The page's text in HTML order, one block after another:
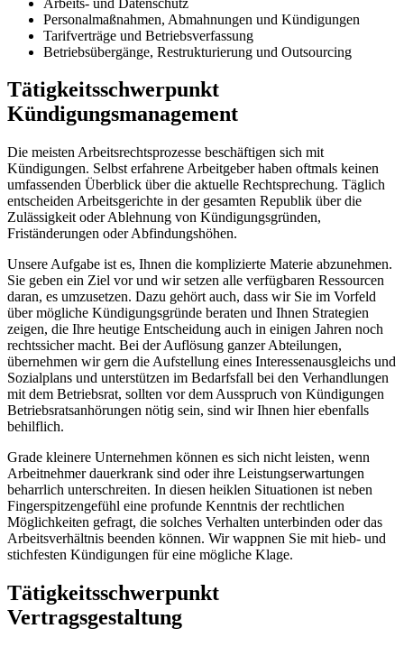
Personalmaßnahmen, Abmahnungen und Kündigungen
Tarifverträge und Betriebsverfassung
Betriebsübergänge, Restrukturierung und Outsourcing
Tätigkeitsschwerpunkt
Kündigungsmanagement
Die meisten Arbeitsrechtsprozesse beschäftigen sich mit
Kündigungen. Selbst erfahrene Arbeitgeber haben oftmals keinen
umfassenden Überblick über die aktuelle Rechtsprechung. Täglich
entscheiden Arbeitsgerichte in der gesamten Republik über die
Zulässigkeit oder Ablehnung von Kündigungsgründen,
Friständerungen oder Abfindungshöhen.
Unsere Aufgabe ist es, Ihnen die komplizierte Materie abzunehmen.
Sie geben ein Ziel vor und wir setzen alle verfügbaren Ressourcen
daran, es umzusetzen. Dazu gehört auch, dass wir Sie im Vorfeld
über mögliche Kündigungsgründe beraten und Ihnen Strategien
zeigen, die Ihre heutige Entscheidung auch in einigen Jahren noch
rechtssicher macht. Bei der Auflösung ganzer Abteilungen,
übernehmen wir gern die Aufstellung eines Interessenausgleichs und
Sozialplans und unterstützen im Bedarfsfall bei den Verhandlungen
mit dem Betriebsrat, sollten vor dem Ausspruch von Kündigungen
Betriebsratsanhörungen nötig sein, sind wir Ihnen hier ebenfalls
behilflich.
Grade kleinere Unternehmen können es sich nicht leisten, wenn
Arbeitnehmer dauerkrank sind oder ihre Leistungserwartungen
beharrlich unterschreiten. In diesen heiklen Situationen ist neben
Fingerspitzengefühl eine profunde Kenntnis der rechtlichen
Möglichkeiten gefragt, die solches Verhalten unterbinden oder das
Arbeitsverhältnis beenden können. Wir wappnen Sie mit hieb- und
stichfesten Kündigungen für eine mögliche Klage.
Tätigkeitsschwerpunkt
Vertragsgestaltung